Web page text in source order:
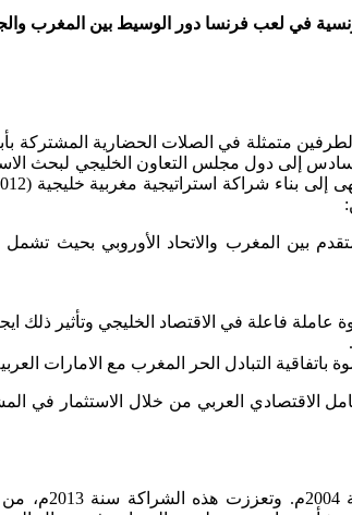
في لعب فرنسا دور الوسيط بين المغرب
متمثلة في الصلات الحضارية المشتركة
التي قام بها الملك محمد السادس إلى دول مجلس
المغرب والاتحاد الأوروبي بحيث تشمل
فاعلة في الاقتصاد الخليجي وتأثير ذلك
التبادل الحر المغرب مع الامارات العربية عام
الاقتصادي العربي من خلال الاستثمار في